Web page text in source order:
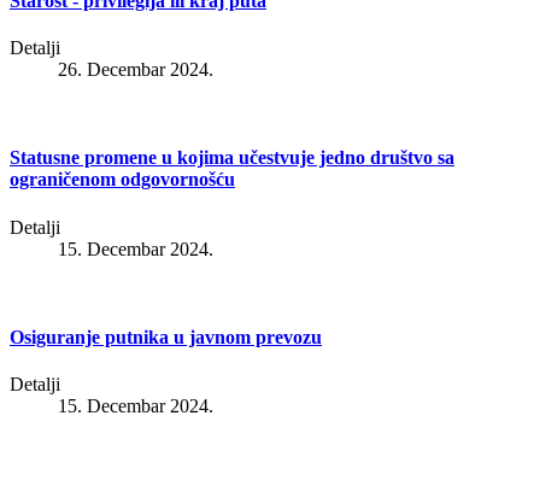
Detalji
26. Decembar 2024.
Statusne promene u kojima učestvuje jedno društvo sa
ograničenom odgovornošću
Detalji
15. Decembar 2024.
Osiguranje putnika u javnom prevozu
Detalji
15. Decembar 2024.